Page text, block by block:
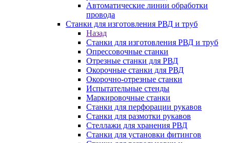
Автоматические линии обработки
провода
Станки для изготовления РВД и труб
Назад
Станки для изготовления РВД и труб
Опрессовочные станки
Отрезные станки для РВД
Окорочные станки для РВД
Окорочно-отрезные станки
Испытательные стенды
Маркировочные станки
Станки для перфорации рукавов
Станки для размотки рукавов
Стеллажи для хранения РВД
Станки для установки фитингов